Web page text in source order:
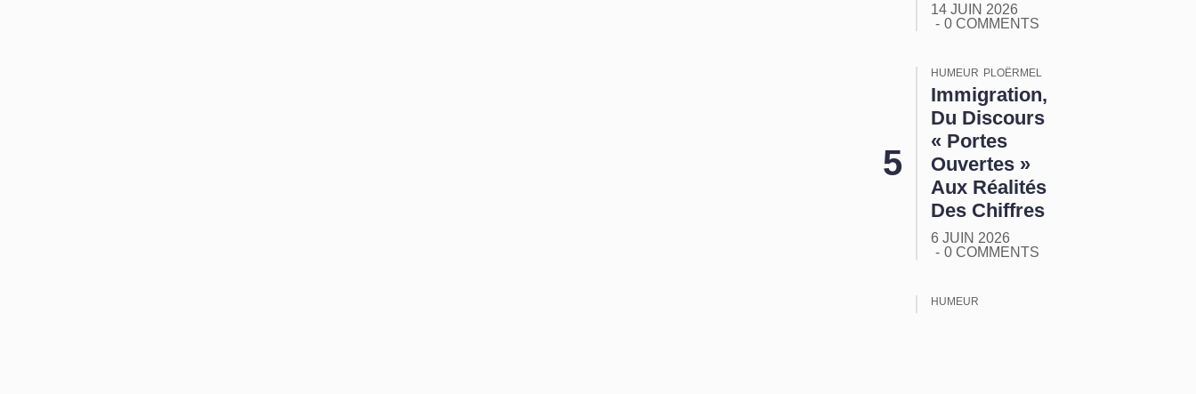
14 JUIN 2026
0 COMMENTS
HUMEUR PLOËRMEL
Immigration,
Du Discours
« Portes
Ouvertes »
Aux Réalités
Des Chiffres
6 JUIN 2026
0 COMMENTS
HUMEUR